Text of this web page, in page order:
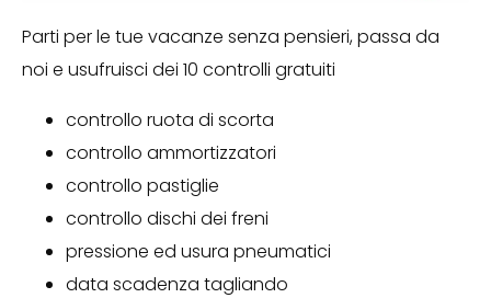
Parti per le tue vacanze senza pensieri, passa da
noi e usufruisci dei 10 controlli gratuiti
controllo ruota di scorta
controllo ammortizzatori
controllo pastiglie
controllo dischi dei freni
pressione ed usura pneumatici
data scadenza tagliando